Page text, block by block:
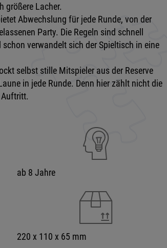
größere Lacher.
Abwechslung für jede Runde, von der
Party. Die Regeln sind schnell
verwandelt sich der Spieltisch in eine
selbst stille Mitspieler aus der Reserve
in jede Runde. Denn hier zählt nicht die
ab 8 Jahre
220 x 110 x 65 mm